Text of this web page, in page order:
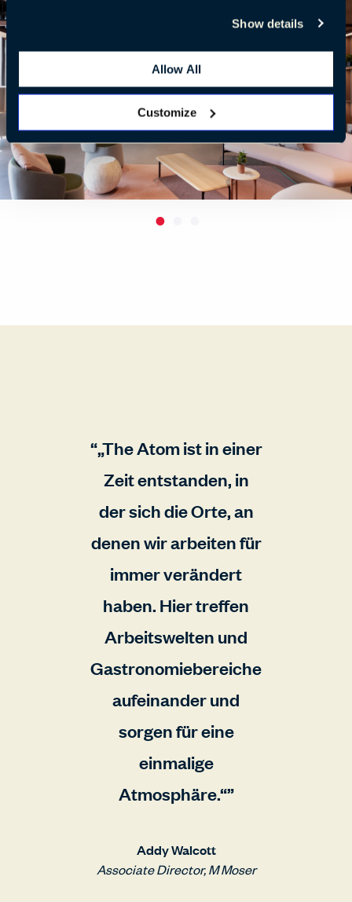
Show details
Allow All
Customize
„The Atom ist in einer
Zeit entstanden, in
der sich die Orte, an
denen wir arbeiten für
immer verändert
haben. Hier treffen
Arbeitswelten und
Gastronomiebereiche
aufeinander und
sorgen für eine
einmalige
Atmosphäre.“
Addy Walcott
Associate Director, M Moser